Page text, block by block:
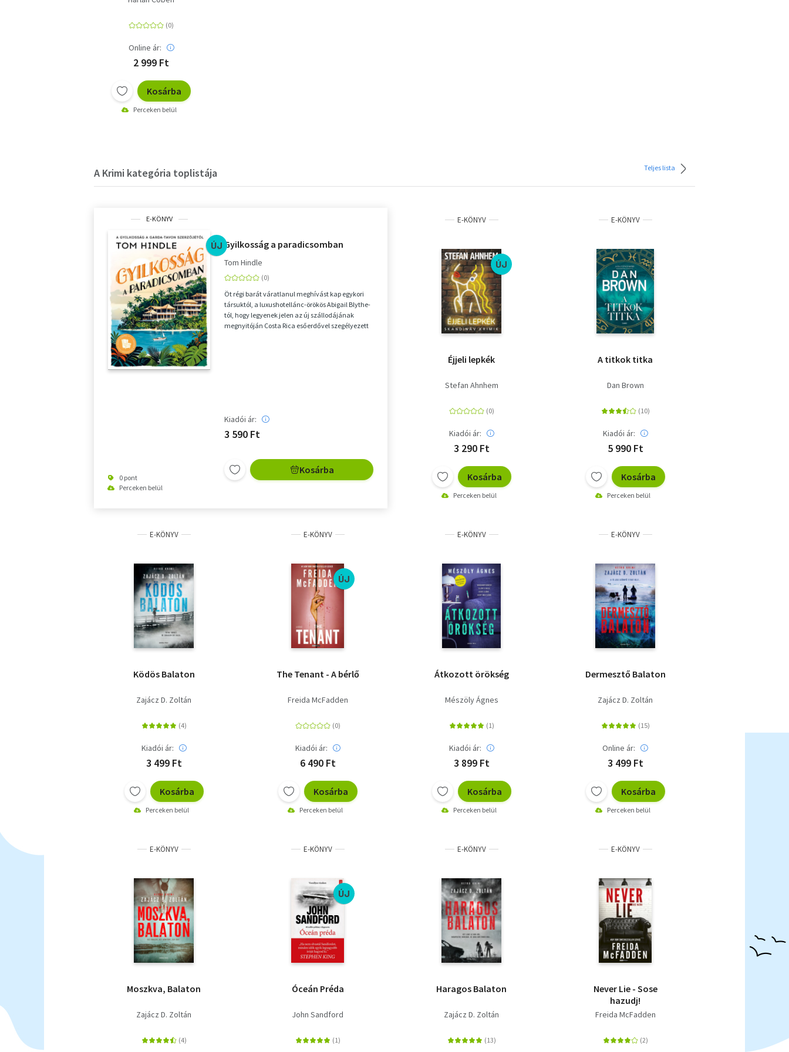
Online ár:
2 999 Ft
Kosárba
Perceken belül
A Krimi kategória toplistája Teljes lista
E-KÖNYV
ÚJ
0 pont
Perceken belül
Gyilkosság a paradicsomban
Tom Hindle
Öt régi barát váratlanul meghívást kap egykori
társuktól, a luxushotellánc-örökös Abigail Blythe-
tól, hogy legyenek jelen az új szállodájának
megnyitóján Costa Rica esőerdővel szegélyezett
Kiadói ár:
3 590 Ft
Kosárba
E-KÖNYV
ÚJ
Éjjeli lepkék
Stefan Ahnhem
Kiadói ár:
3 290 Ft
Kosárba
Perceken belül
E-KÖNYV
A titkok titka
Dan Brown
Kiadói ár:
5 990 Ft
Kosárba
Perceken belül
E-KÖNYV
Ködös Balaton
Zajácz D. Zoltán
Kiadói ár:
3 499 Ft
Kosárba
Perceken belül
E-KÖNYV
ÚJ
The Tenant - A bérlő
Freida McFadden
Kiadói ár:
6 490 Ft
Kosárba
Perceken belül
E-KÖNYV
Átkozott örökség
Mészöly Ágnes
Kiadói ár:
3 899 Ft
Kosárba
Perceken belül
E-KÖNYV
Dermesztő Balaton
Zajácz D. Zoltán
Online ár:
3 499 Ft
Kosárba
Perceken belül
E-KÖNYV
Moszkva, Balaton
Zajácz D. Zoltán
E-KÖNYV
ÚJ
Óceán Préda
John Sandford
E-KÖNYV
Haragos Balaton
Zajácz D. Zoltán
E-KÖNYV
Never Lie - Sose
hazudj!
Freida McFadden